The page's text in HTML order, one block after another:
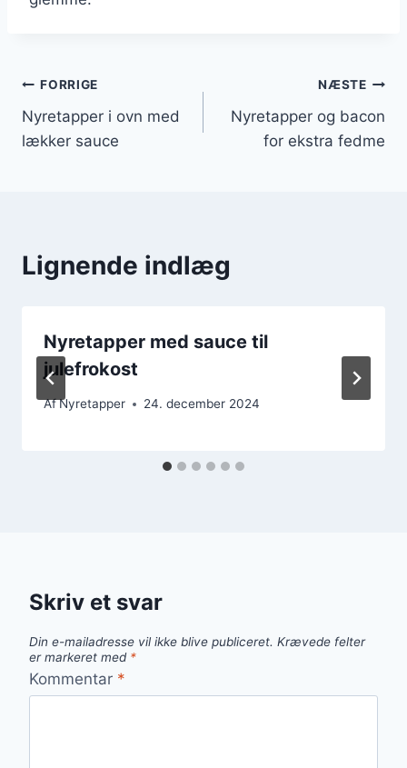
Indlægsnavigation
FORRIGE
Nyretapper i ovn med
lækker sauce
NÆSTE
Nyretapper og bacon
for ekstra fedme
Lignende indlæg
Nyretapper med sauce til
julefrokost
AfNyretapper 24. december 2024
Skriv et svar
Din e-mailadresse vil ikke blive publiceret. Krævede felter
er markeret med *
Kommentar *